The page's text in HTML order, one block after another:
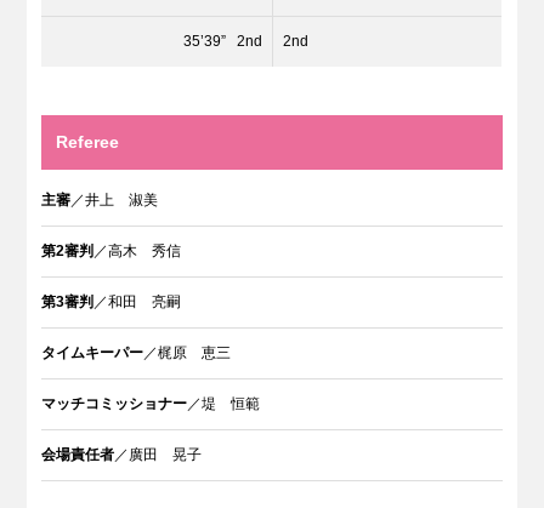
35’39” 2nd 2nd
Referee
主審 ／井上 淑美
第2審判 ／高木 秀信
第3審判 ／和田 亮嗣
タイムキーパー ／梶原 恵三
マッチコミッショナー ／堤 恒範
会場責任者 ／廣田 晃子